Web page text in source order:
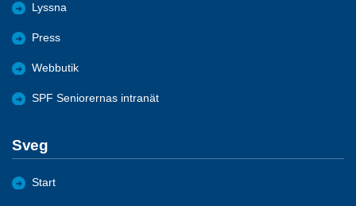
Lyssna
Press
Webbutik
SPF Seniorernas intranät
Sveg
Start